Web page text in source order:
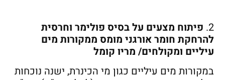
2. פיתוח מצעים על בסיס פולימר וחרסית
להרחקת חומר אורגני מומס ממקורות מים
עיליים ומקולחים/ מריו קומל
במקורות מים עיליים כגון מי הכינרת, ישנה נוכחות